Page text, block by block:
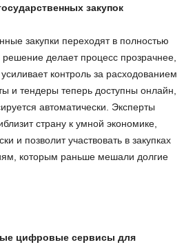
закупок
закупки переходят в полностью
делает процесс прозрачнее,
контроль за расходованием
и тендеры теперь доступны онлайн,
автоматически. Эксперты
страну к умной экономике,
и позволит участвовать в закупках
которым раньше мешали долгие
цифровые сервисы для